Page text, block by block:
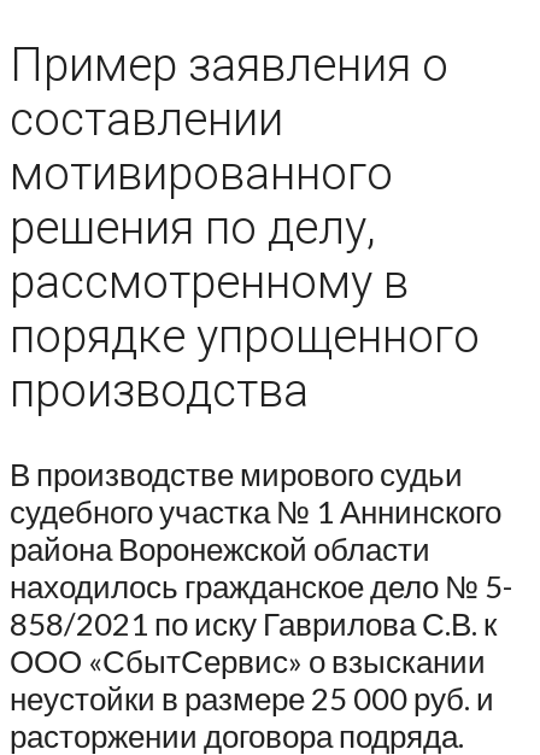
Пример заявления о
составлении
мотивированного
решения по делу,
рассмотренному в
порядке упрощенного
производства
В производстве мирового судьи
судебного участка № 1 Аннинского
района Воронежской области
находилось гражданское дело № 5-
858/2021 по иску Гаврилова С.В. к
ООО «СбытСервис» о взыскании
неустойки в размере 25 000 руб. и
расторжении договора подряда.